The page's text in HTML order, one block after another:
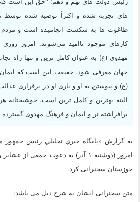
های تجربه شده و اکثراً توصیه شده توسط
طاغوت ها به شکست انجامیده است و
کارهای موجود ناامید می‌شوند. امروز
مهدوی (ع) به عنوان کامل ترین و تنها راه
جهان معرفی شود. حقیقت این است که ایمان
(ع) و پیوستن به او و یاری او در برقراری
البته بهترین و کامل ترین است. خوشبختانه
برافراشته تر و ایمان و فرهنگ مهدوی
به گزارش «پايگاه خبري تحليلي رئيس جمهور
امروز (دوشنبه ۱ آذر) به دعوت جمعی
خوزستان سخنرانی کرد.
متن سخنرانی ایشان به شرح ذیل می باشد: